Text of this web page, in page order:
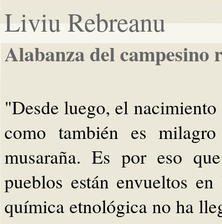
Liviu Rebreanu
Alabanza del
"Desde luego, el
como también es
musaraña. Es por eso
pueblos están envueltos
química etnológica no ha